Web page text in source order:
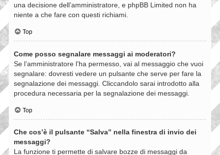
una decisione dell’amministratore, e phpBB Limited non ha
niente a che fare con questi richiami.
Top
Come posso segnalare messaggi ai moderatori?
Se l’amministratore l’ha permesso, vai al messaggio che vuoi
segnalare: dovresti vedere un pulsante che serve per fare la
segnalazione dei messaggi. Cliccandolo sarai introdotto alla
procedura necessaria per la segnalazione dei messaggi.
Top
Che cos’è il pulsante “Salva” nella finestra di invio dei
messaggi?
La funzione ti permette di salvare bozze di messaggi da